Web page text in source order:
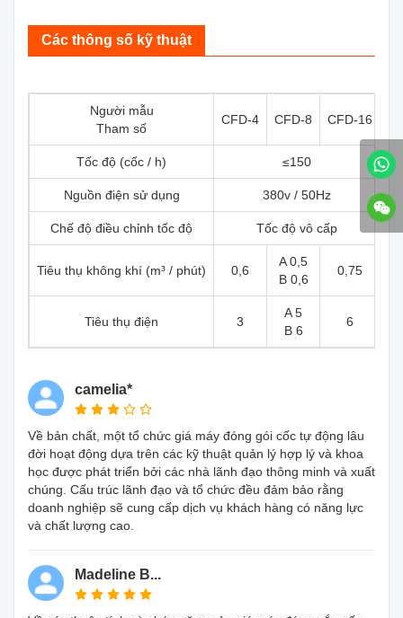
Các thông số kỹ thuật
Người mẫu
Tham số
CFD-4 CFD-8 CFD-16
Tốc độ (cốc / h) ≤150
Nguồn điện sử dụng 380v / 50Hz
Chế độ điều chỉnh tốc độ Tốc độ vô cấp
Tiêu thụ không khí (m³ / phút) 0,6
A 0,5
B 0,6
0,75
Tiêu thụ điện 3
A 5
B 6
6
camelia*
Về bản chất, một tổ chức giá máy đóng gói cốc tự động lâu
đời hoạt động dựa trên các kỹ thuật quản lý hợp lý và khoa
học được phát triển bởi các nhà lãnh đạo thông minh và xuất
chúng. Cấu trúc lãnh đạo và tổ chức đều đảm bảo rằng
doanh nghiệp sẽ cung cấp dịch vụ khách hàng có năng lực
và chất lượng cao.
Madeline B...